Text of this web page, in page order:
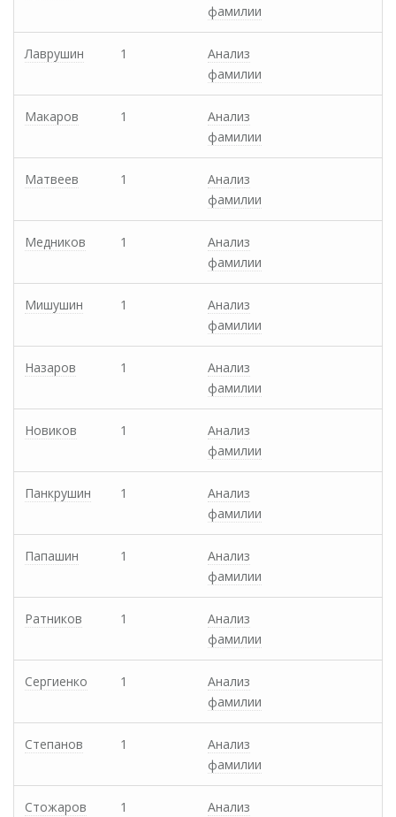
фамилии
Лаврушин 1
Анализ
фамилии
Макаров 1
Анализ
фамилии
Матвеев 1
Анализ
фамилии
Медников 1
Анализ
фамилии
Мишушин 1
Анализ
фамилии
Назаров 1
Анализ
фамилии
Новиков 1
Анализ
фамилии
Панкрушин 1
Анализ
фамилии
Папашин 1
Анализ
фамилии
Ратников 1
Анализ
фамилии
Сергиенко 1
Анализ
фамилии
Степанов 1
Анализ
фамилии
Стожаров 1
Анализ